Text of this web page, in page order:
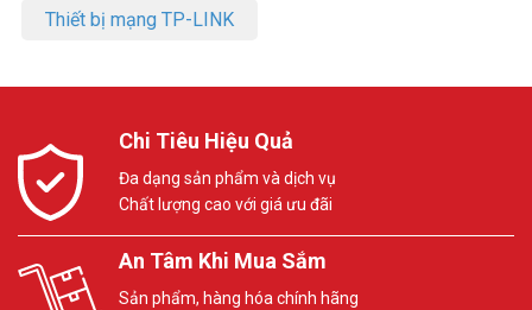
Thiết bị mạng TP-LINK
Chi Tiêu Hiệu Quả
Đa dạng sản phẩm và dịch vụ
Chất lượng cao với giá ưu đãi
An Tâm Khi Mua Sắm
Sản phẩm, hàng hóa chính hãng